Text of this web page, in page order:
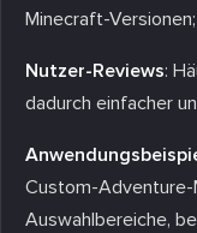
Minecraft-
Nutzer-Reviews:
dadurch einfacher
Custom-
Auswahlbereiche,